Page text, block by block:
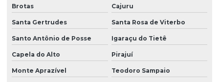
Serviço de limpeza profissional
Serviço de limpeza terceirizado
Serviço de limpeza terceirizado preço
Serviço de limpeza de vidros
Brotas Cajuru
Santa Gertrudes Santa Rosa de Viterbo
Santo Antônio de Posse Igaraçu do Tietê
Capela do Alto Pirajuí
Monte Aprazível Teodoro Sampaio